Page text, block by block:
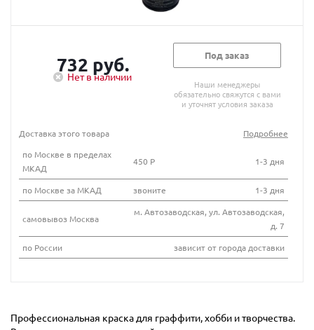
732 руб.
Нет в наличии
Под заказ
Наши менеджеры
обязательно свяжутся с вами
и уточнят условия заказа
Доставка этого товара
Подробнее
по Москве в пределах
МКАД
450 Р 1-3 дня
по Москве за МКАД звоните 1-3 дня
самовывоз Москва
м. Автозаводская, ул. Автозаводская,
д. 7
по России
зависит от города доставки
Профессиональная краска для граффити, хобби и творчества.